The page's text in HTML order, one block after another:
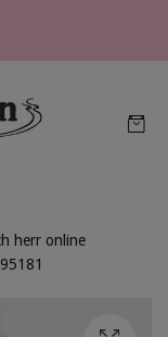
herr online